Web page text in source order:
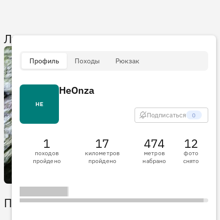
Профиль Походы Рюкзак
НЕ
НеOnza
Подписаться 0
1
походов
пройдено
17
километров
пройдено
474
метров
набрано
12
фото
снято
Пульс
Лучшие кадры